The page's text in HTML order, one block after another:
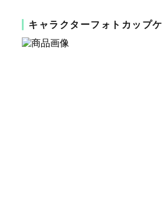
キャラクターフォトカップ